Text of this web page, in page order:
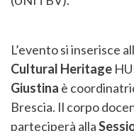
L’evento si inserisce
Cultural Heritage
Giustina è
Brescia. Il corpo
parteciperà alla